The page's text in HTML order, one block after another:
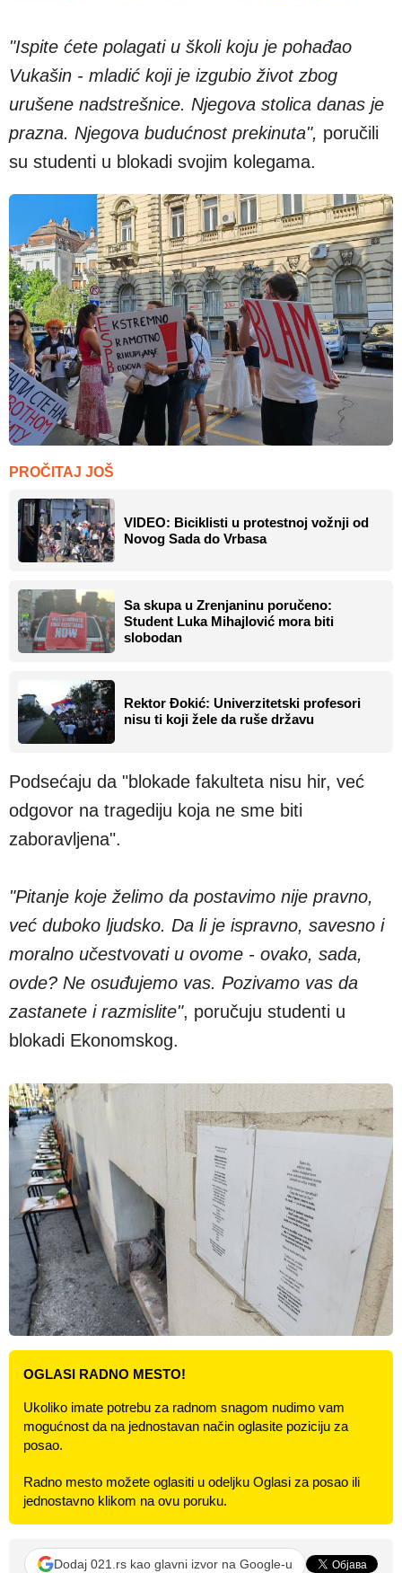
"Ispite ćete polagati u školi koju je pohađao
Vukašin - mladić koji je izgubio život zbog
urušene nadstrešnice. Njegova stolica danas je
prazna. Njegova budućnost prekinuta", poručili
su studenti u blokadi svojim kolegama.
PROČITAJ JOŠ
VIDEO: Biciklisti u protestnoj vožnji od
Novog Sada do Vrbasa
Sa skupa u Zrenjaninu poručeno:
Student Luka Mihajlović mora biti
slobodan
Rektor Đokić: Univerzitetski profesori
nisu ti koji žele da ruše državu
Podsećaju da "blokade fakulteta nisu hir, već
odgovor na tragediju koja ne sme biti
zaboravljena".
"Pitanje koje želimo da postavimo nije pravno,
već duboko ljudsko. Da li je ispravno, savesno i
moralno učestvovati u ovome - ovako, sada,
ovde? Ne osuđujemo vas. Pozivamo vas da
zastanete i razmislite", poručuju studenti u
blokadi Ekonomskog.
OGLASI RADNO MESTO!
Ukoliko imate potrebu za radnom snagom nudimo vam
mogućnost da na jednostavan način oglasite poziciju za
posao.
Radno mesto možete oglasiti u odeljku Oglasi za posao ili
jednostavno klikom na ovu poruku.
Dodaj 021.rs kao glavni izvor na Google-u